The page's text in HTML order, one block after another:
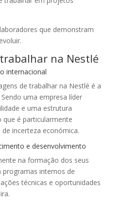
que demonstram
na Nestlé
internacional
de trabalhar na Nestlé é a
uma empresa líder
e uma estrutura
que é particularmente
incerteza económica.
e desenvolvimento
na formação dos seus
programas internos de
técnicas e oportunidades